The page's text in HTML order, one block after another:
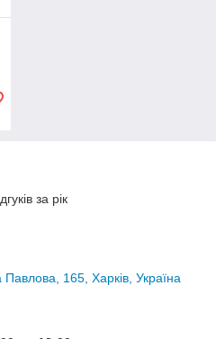
за рік
165, Харків, Україна